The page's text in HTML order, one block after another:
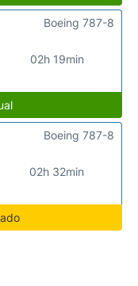
02h 19min
Boeing 787-8
02h 32min
Boeing 787-8